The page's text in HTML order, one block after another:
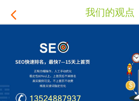
 我们的观点